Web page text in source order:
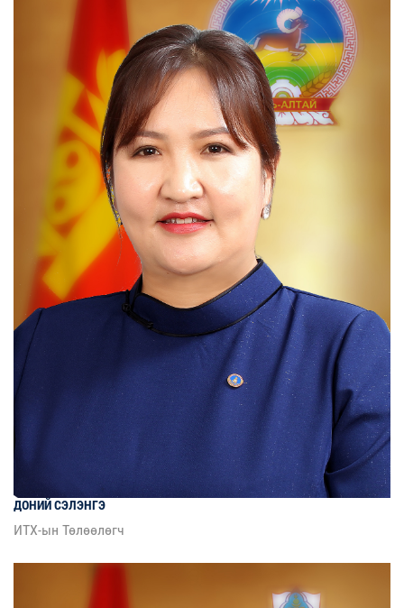
ДОНИЙСЭЛЭНГЭ
ИТХ-ын Төлөөлөгч